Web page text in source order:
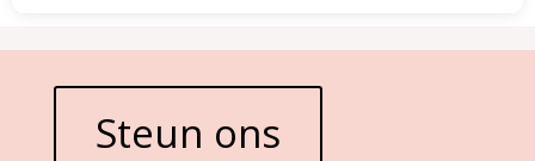
Steun ons